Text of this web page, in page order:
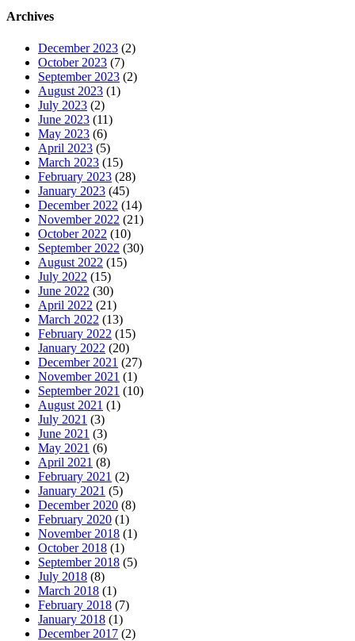
Archives
December 2023 (2)
October 2023 (7)
September 2023 (2)
August 2023 (1)
July 2023 (2)
June 2023 (11)
May 2023 (6)
April 2023 (5)
March 2023 (15)
February 2023 (28)
January 2023 (45)
December 2022 (14)
November 2022 (21)
October 2022 (10)
September 2022 (30)
August 2022 (15)
July 2022 (15)
June 2022 (30)
April 2022 (21)
March 2022 (13)
February 2022 (15)
January 2022 (20)
December 2021 (27)
November 2021 (1)
September 2021 (10)
August 2021 (1)
July 2021 (3)
June 2021 (3)
May 2021 (6)
April 2021 (8)
February 2021 (2)
January 2021 (5)
December 2020 (8)
February 2020 (1)
November 2018 (1)
October 2018 (1)
September 2018 (5)
July 2018 (8)
March 2018 (1)
February 2018 (7)
January 2018 (1)
December 2017 (2)